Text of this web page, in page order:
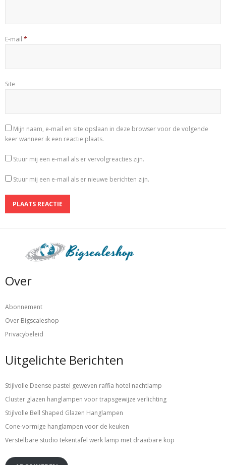
E-mail *
Site
Mijn naam, e-mail en site opslaan in deze browser voor de volgende
keer wanneer ik een reactie plaats.
Stuur mij een e-mail als er vervolgreacties zijn.
Stuur mij een e-mail als er nieuwe berichten zijn.
Over
Abonnement
Over Bigscaleshop
Privacybeleid
Uitgelichte Berichten
Stijlvolle Deense pastel geweven raffia hotel nachtlamp
Cluster glazen hanglampen voor trapsgewijze verlichting
Stijlvolle Bell Shaped Glazen Hanglampen
Cone-vormige hanglampen voor de keuken
Verstelbare studio tekentafel werk lamp met draaibare kop